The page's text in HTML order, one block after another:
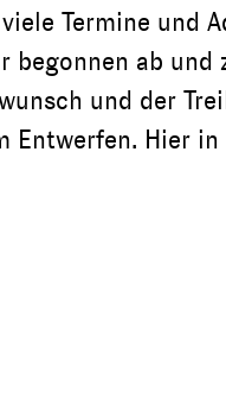
Termine und
begonnen ab
und der
Entwerfen. Hier